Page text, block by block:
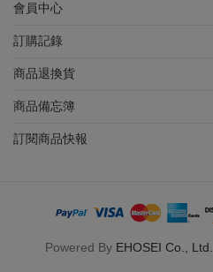
會員中心
訂購記錄
商品退換貨
商品備忘簿
訂閱商品快報
Powered By EHOSEI Co., Ltd.